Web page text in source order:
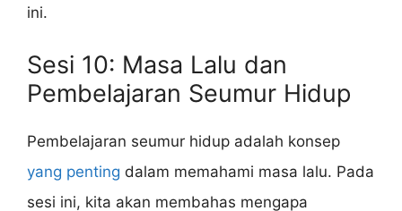
ini.
Sesi 10: Masa Lalu dan
Pembelajaran Seumur Hidup
Pembelajaran seumur hidup adalah konsep
yang penting dalam memahami masa lalu. Pada
sesi ini, kita akan membahas mengapa